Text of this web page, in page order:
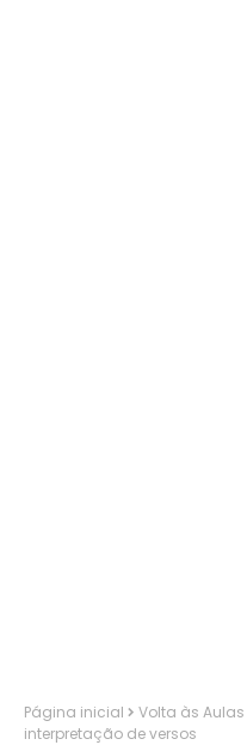
Página inicial Volta às Aulas
interpretação de versos